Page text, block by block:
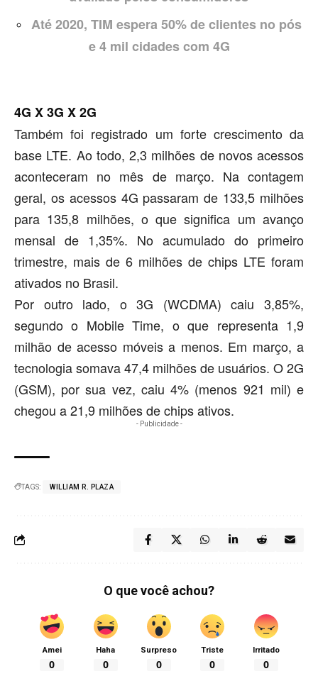
Até 2020, TIM espera 50% de clientes no pós
e 4 mil cidades com 4G
4G X 3G X 2G
Também foi registrado um forte crescimento da
base LTE. Ao todo, 2,3 milhões de novos acessos
aconteceram no mês de março. Na contagem
geral, os acessos 4G passaram de 133,5 milhões
para 135,8 milhões, o que significa um avanço
mensal de 1,35%. No acumulado do primeiro
trimestre, mais de 6 milhões de chips LTE foram
ativados no Brasil.
Por outro lado, o 3G (WCDMA) caiu 3,85%,
segundo o Mobile Time, o que representa 1,9
milhão de acesso móveis a menos. Em março, a
tecnologia somava 47,4 milhões de usuários. O 2G
(GSM), por sua vez, caiu 4% (menos 921 mil) e
chegou a 21,9 milhões de chips ativos.
- Publicidade -
TAGS: WILLIAM R. PLAZA
O que você achou?
Amei
0
Haha
0
Surpreso
0
Triste
0
Irritado
0